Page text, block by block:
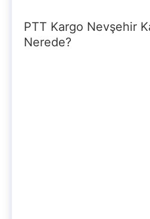
PTT Kargo Nevşehir
Nerede?